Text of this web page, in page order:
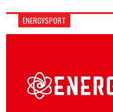
ENERGYSPORT